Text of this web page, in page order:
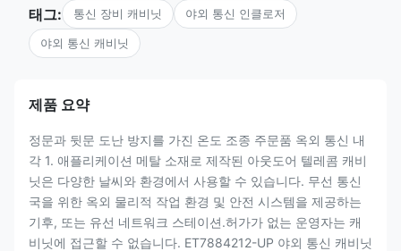
태그: 통신 장비 캐비닛 야외 통신 인클로저
야외 통신 캐비닛
제품 요약
정문과 뒷문 도난 방지를 가진 온도 조종 주문품 옥외 통신 내
각 1. 애플리케이션 메탈 소재로 제작된 아웃도어 텔레콤 캐비
닛은 다양한 날씨와 환경에서 사용할 수 있습니다. 무선 통신
국을 위한 옥외 물리적 작업 환경 및 안전 시스템을 제공하는
기후, 또는 유선 네트워크 스테이션.허가가 없는 운영자는 캐
비닛에 접근할 수 없습니다. ET7884212-UP 야외 통신 캐비닛